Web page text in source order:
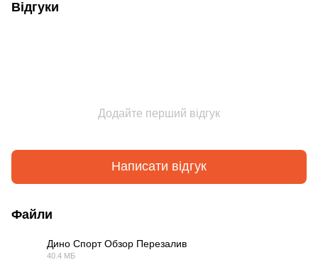
Відгуки
Додайте перший відгук
Написати відгук
Файли
Дино Спорт Обзор Перезалив
40.4 МБ